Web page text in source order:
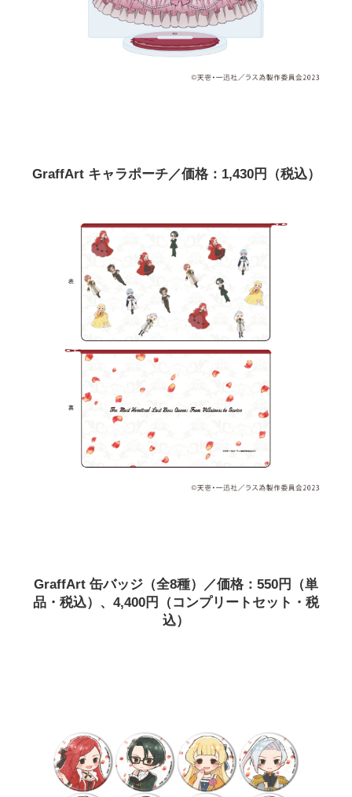
GraffArt キャラポーチ／価格：1,430円（税込）
GraffArt 缶バッジ（全8種）／価格：550円（単
品・税込）、4,400円（コンプリートセット・税
込）